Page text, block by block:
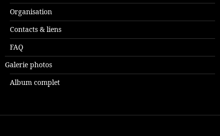
Organisation
Contacts & liens
FAQ
Galerie photos
Album complet